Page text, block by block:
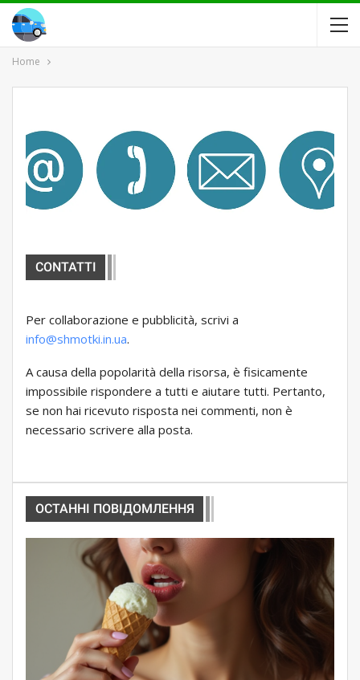
Home
CONTATTI
Per collaborazione e pubblicità, scrivi a
info@shmotki.in.ua.
A causa della popolarità della risorsa, è fisicamente
impossibile rispondere a tutti e aiutare tutti. Pertanto,
se non hai ricevuto risposta nei commenti, non è
necessario scrivere alla posta.
ОСТАННІ ПОВІДОМЛЕННЯ